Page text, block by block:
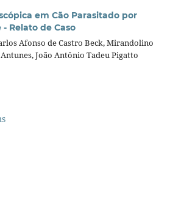
em Cão Parasitado por
Relato de Caso
Afonso de Castro Beck, Mirandolino
João Antônio Tadeu Pigatto